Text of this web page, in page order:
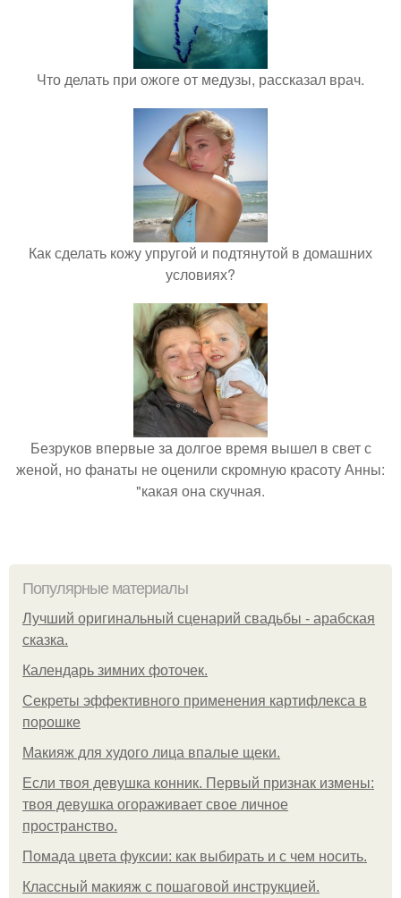
Что делать при ожоге от медузы, рассказал врач.
Как сделать кожу упругой и подтянутой в домашних
условиях?
Безруков впервые за долгое время вышел в свет с
женой, но фанаты не оценили скромную красоту Анны:
"какая она скучная.
Популярные материалы
Лучший оригинальный сценарий свадьбы - арабская
сказка.
Календарь зимних фоточек.
Секреты эффективного применения картифлекса в
порошке
Макияж для худого лица впалые щеки.
Если твоя девушка конник. Первый признак измены:
твоя девушка огораживает свое личное
пространство.
Помада цвета фуксии: как выбирать и с чем носить.
Классный макияж с пошаговой инструкцией.